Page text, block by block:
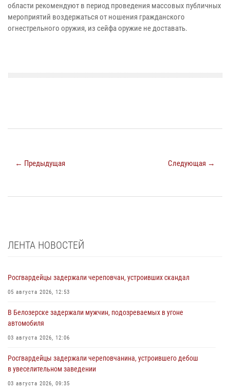
области рекомендуют в период проведения массовых публичных
мероприятий воздержаться от ношения гражданского
огнестрельного оружия, из сейфа оружие не доставать.
← Предыдущая Следующая →
ЛЕНТА НОВОСТЕЙ
Росгвардейцы задержали череповчан, устроивших скандал
05 августа 2026, 12:53
В Белозерске задержали мужчин, подозреваемых в угоне
автомобиля
03 августа 2026, 12:06
Росгвардейцы задержали череповчанина, устроившего дебош
в увеселительном заведении
03 августа 2026, 09:35